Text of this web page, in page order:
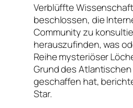
Verblüffte
beschlossen, die
Community zu
herauszufinden, was
Reihe mysteriöser
Grund des Atlantischen
geschaffen hat,
Star.